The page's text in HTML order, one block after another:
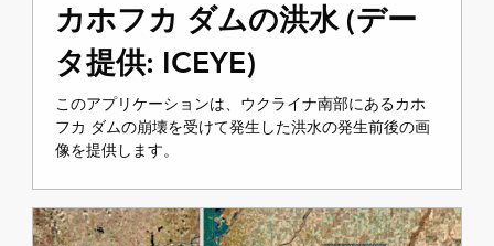
カホフカ ダムの洪水 (デー
タ提供: ICEYE)
このアプリケーションは、ウクライナ南部にあるカホ
フカ ダムの崩壊を受けて発生した洪水の発生前後の画
像を提供します。